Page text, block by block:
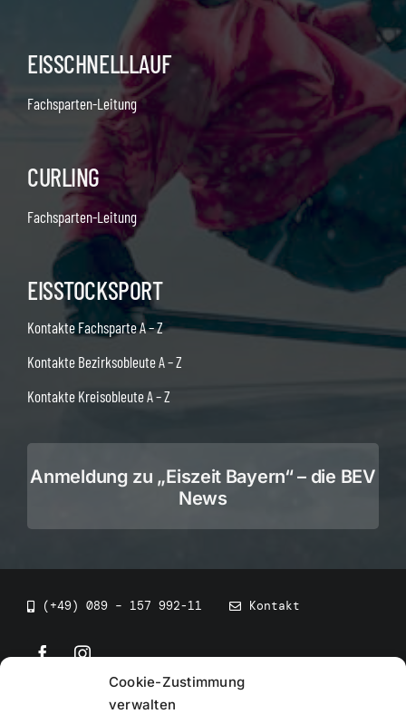
Cookie-Zustimmung
verwalten
EISSCHNELLLAUF
Fachsparten-Leitung
CURLING
Fachsparten-Leitung
EISSTOCKSPORT
Kontakte Fachsparte A – Z
Kontakte Bezirksobleute A – Z
Kontakte Kreisobleute A – Z
Anmeldung zu „Eiszeit Bayern“ – die BEV
News
(+49) 089 – 157 992-11 Kontakt
• BEV Bayerischer Eissportverband